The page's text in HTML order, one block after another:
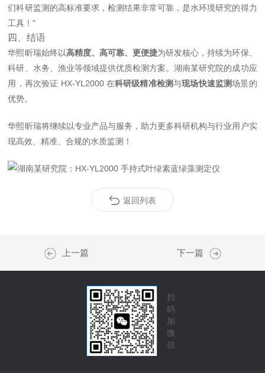
们科研监测的高标准要求，检测结果非常可靠，是水环境研究的得力
工具！"
四、结语
华熙昕瑞始终以高精度、高可靠、更便捷为研发核心，持续为环保、
科研、水务、渔业等领域提供优质检测方案。湖南某研究院的成功应
用，再次验证 HX‑YL2000 在科研级精准检测与现场快速监测场景的
优势。
华熙昕瑞将继续以专业产品与服务，助力更多科研机构与行业用户实
现高效、精准、合规的水质监测！
返回列表
上一篇 下一篇
扫
码
加
微
信